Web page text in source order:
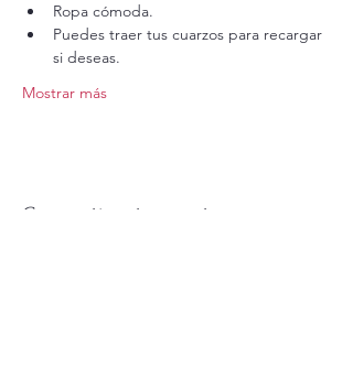
Ropa cómoda.
Puedes traer tus cuarzos para recargar
si deseas.
Mostrar más
Compartir este evento